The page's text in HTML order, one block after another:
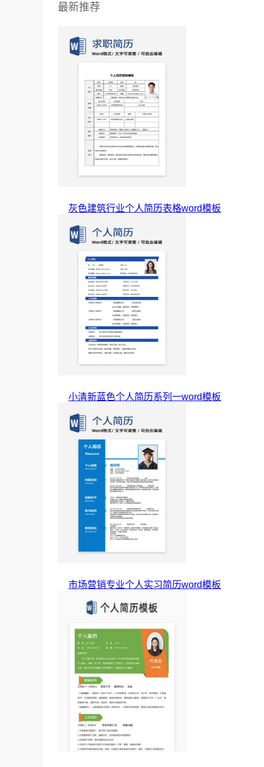
最新推荐
灰色建筑行业个人简历表格word模板
小清新蓝色个人简历系列一word模板
市场营销专业个人实习简历word模板